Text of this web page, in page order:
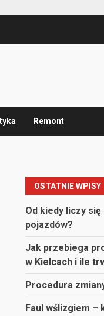
Remont
OSTATNIE WPISY
Od kiedy liczy
pojazdów?
Jak przebiega
w Kielcach i ile
Procedura
Faul wślizgiem –